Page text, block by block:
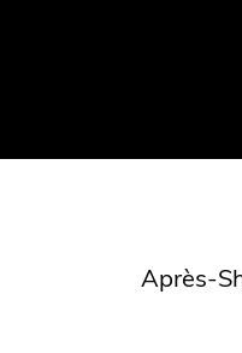
Après-